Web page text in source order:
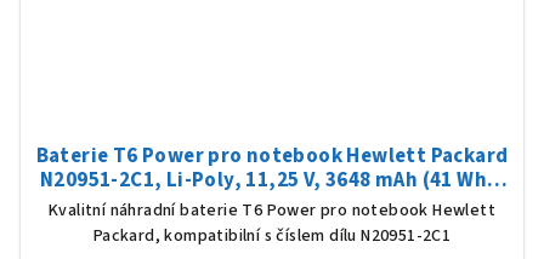
Baterie T6 Power pro notebook Hewlett Packard
N20951-2C1, Li-Poly, 11,25 V, 3648 mAh (41 Wh),
černá
Kvalitní náhradní baterie T6 Power pro notebook Hewlett
Packard, kompatibilní s číslem dílu N20951-2C1